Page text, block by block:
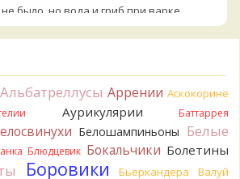
было, но вода и гриб при варке
Большое спасибо.
Но они не все безоговорочно
В следующий раз вырвите его целиком и
Альбатреллусы Аррении Аскокорине
Аурикулярии Баттаррея
Белошампиньоны Белые
Блюдцевик Бокальчики Болетины
Боровики Бьеркандера Валуй